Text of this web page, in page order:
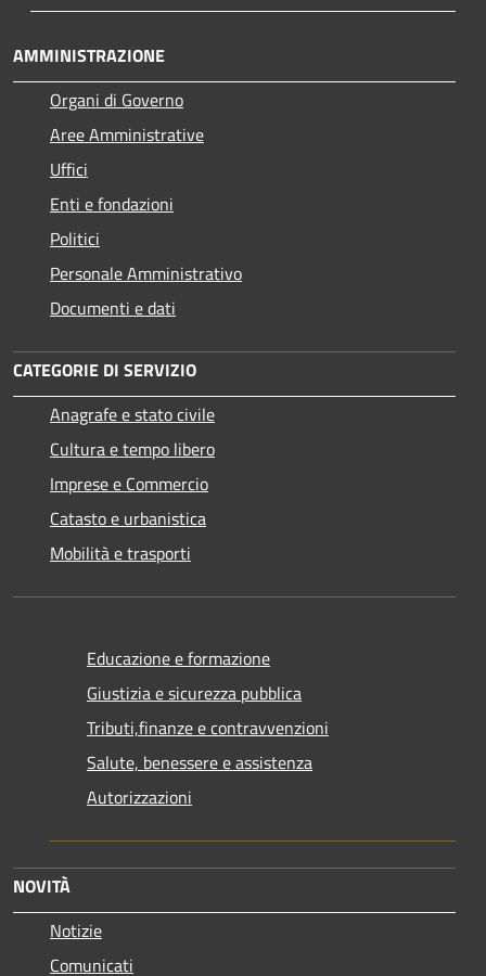
AMMINISTRAZIONE
Organi di Governo
Aree Amministrative
Uffici
Enti e fondazioni
Politici
Personale Amministrativo
Documenti e dati
CATEGORIE DI SERVIZIO
Anagrafe e stato civile
Cultura e tempo libero
Imprese e Commercio
Catasto e urbanistica
Mobilità e trasporti
Educazione e formazione
Giustizia e sicurezza pubblica
Tributi,finanze e contravvenzioni
Salute, benessere e assistenza
Autorizzazioni
NOVITÀ
Notizie
Comunicati